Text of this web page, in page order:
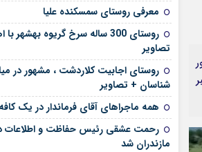
معرفی روستای سمسکنده علیا
روستای 300 ساله سرخ ‌گریوه
تصاویر
روستای اجابیت کلاردشت ، مشهور در
شناسان + تصاویر
همه ماجراهای آقای فرماندار در یک
رحمت عشقی رئیس حفاظت و اطلاعات
مازندران شد